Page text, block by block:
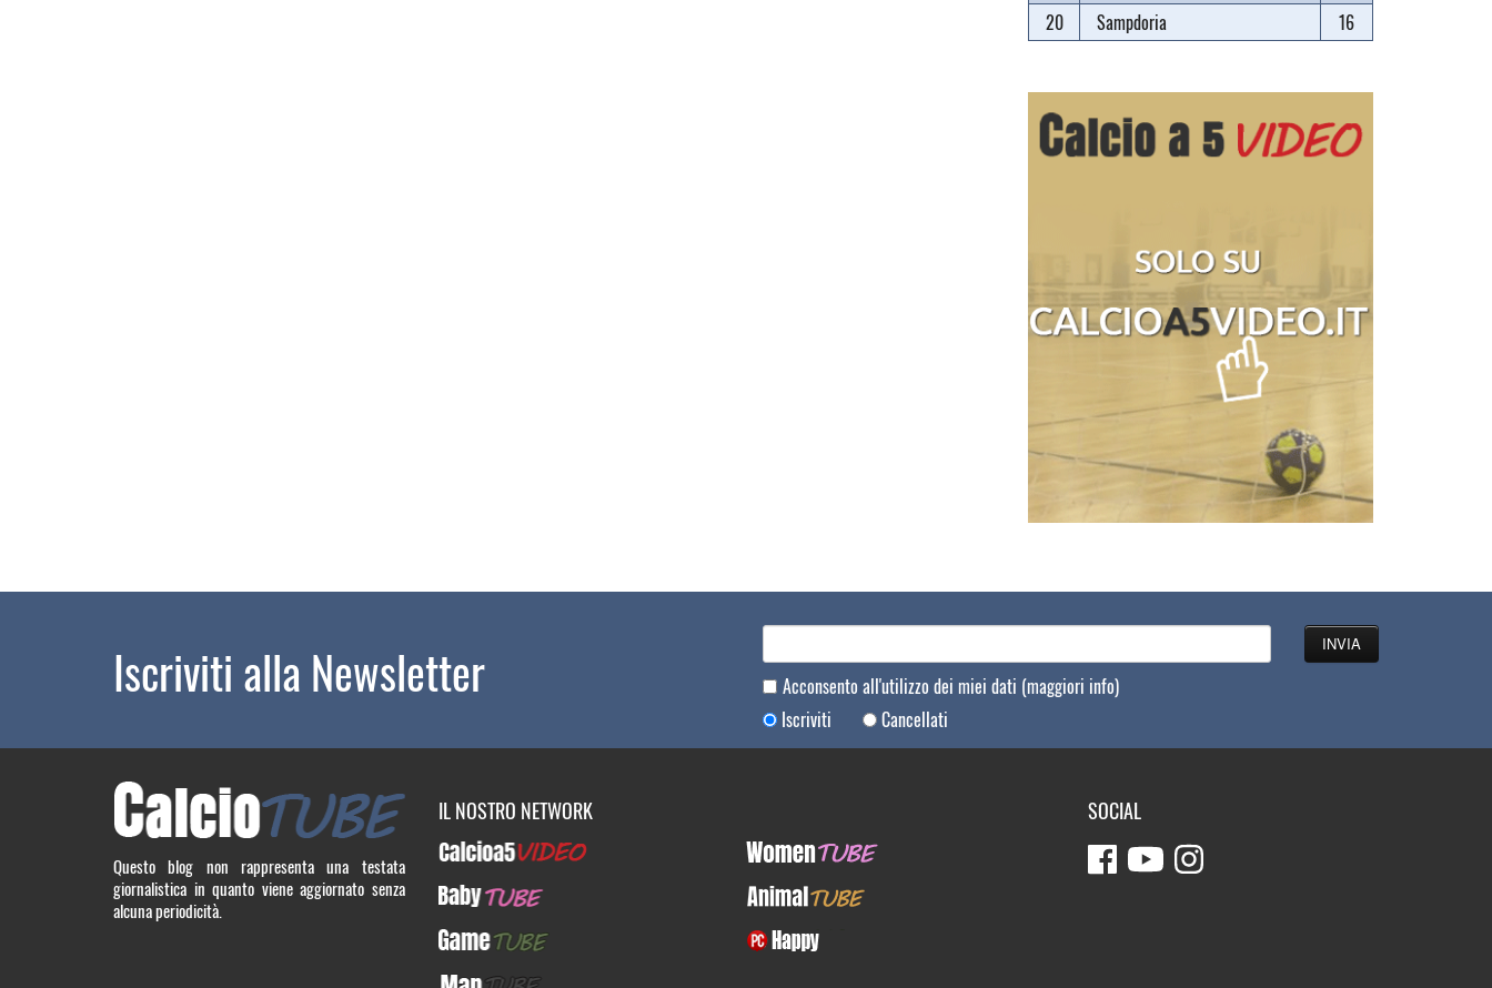
20
Sampdoria 16
Iscriviti alla Newsletter Acconsento all'utilizzo dei miei dati (maggiori info)
Iscriviti
Cancellati
Questo blog non rappresenta una testata
giornalistica in quanto viene aggiornato senza
alcuna periodicità.
IL NOSTRO NETWORK
Calcioa5Video
WomenTUBE
BabyTUBE
AnimalTUBE
GameTUBE
PcHappy
SOCIAL